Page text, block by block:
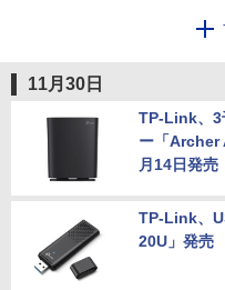
2014
2006年 2005年 2004
11月30日
TP-Link、3
ー「Archer
月14日発売
TP-Link、
20U」発売